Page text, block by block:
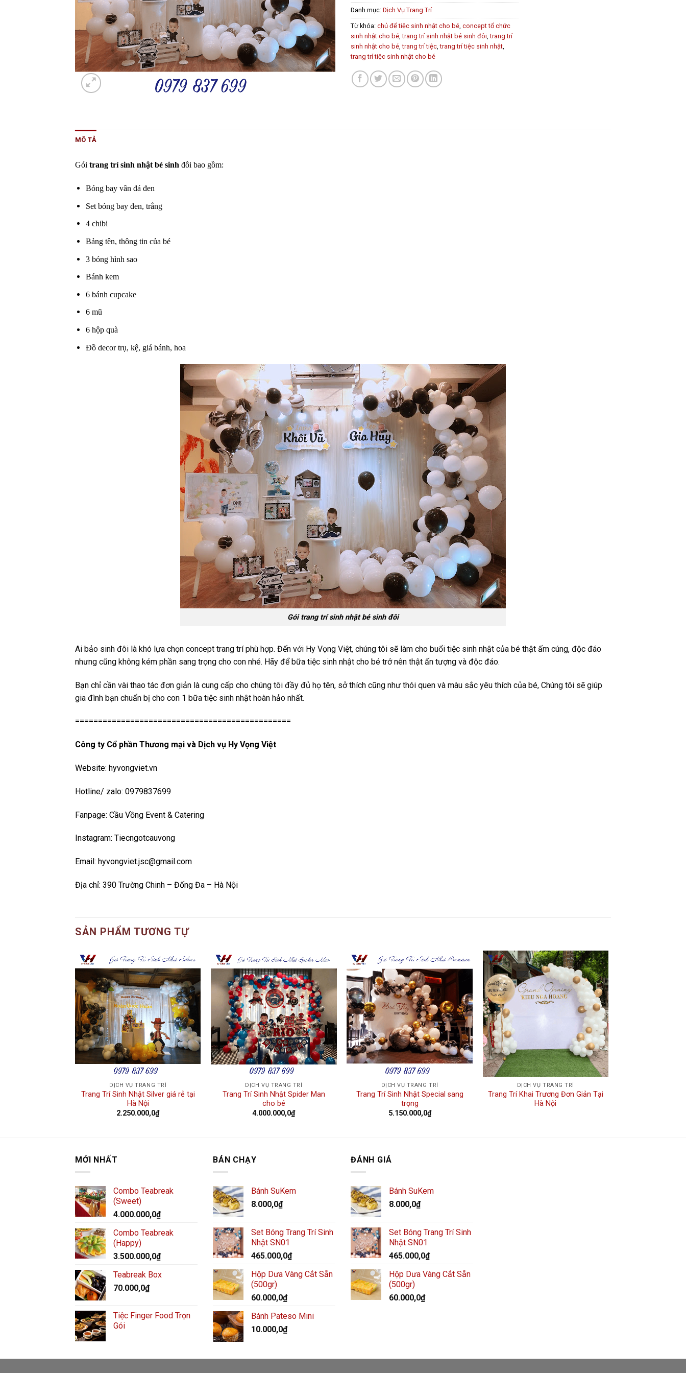
Danh mục: Dịch Vụ Trang Trí
Từ khóa: chủ để tiệc sinh nhật cho bé concept tổ chức
sinh nhật cho bé ,trang trí sinh nhật bé sinh đôi ,trang trí
sinh nhật cho bé ,trang trí tiệc ,trang trí tiệc sinh nhật
trang trí tiệc sinh nhật cho bé
MÔ TẢ
Gói trang trí sinh nhật bé sinh đôi bao gồm:
Bóng bay vân đá đen
Set bóng bay đen, trắng
4 chibi
Bảng tên, thông tin của bé
3 bóng hình sao
Bánh kem
6 bánh cupcake
6 mũ
6 hộp quà
Đồ decor trụ, kệ, giá bánh, hoa
Gói trang trí sinh nhật bé sinh đôi
Ai bảo sinh đôi là khó lựa chọn concept trang trí phù hợp. Đến với Hy Vọng Việt, chúng tôi sẽ làm cho buổi tiệc sinh nhật của bé thật ấm cúng, độc đáo
nhưng cũng không kém phần sang trọng cho con nhé. Hãy để bữa tiệc sinh nhật cho bé trở nên thật ấn tượng và độc đáo.
Bạn chỉ cần vài thao tác đơn giản là cung cấp cho chúng tôi đầy đủ họ tên, sở thích cũng như thói quen và màu sắc yêu thích của bé, Chúng tôi sẽ giúp
gia đình bạn chuẩn bị cho con 1 bữa tiệc sinh nhật hoàn hảo nhất.
===============================================
Công ty Cổ phần Thương mại và Dịch vụ Hy Vọng Việt
Website: hyvongviet.vn
Hotline/ zalo: 0979837699
Fanpage: Cầu Vồng Event & Catering
Instagram: Tiecngotcauvong
Email: hyvongviet.jsc@gmail.com
Địa chỉ: 390 Trường Chinh – Đống Đa – Hà Nội
SẢN PHẨM TƯƠNG TỰ
Add to
wishlist
DỊCH VỤ TRANG TRÍ
Trang Trí Sinh Nhật Silver giá rẻ tại
Hà Nội
2.250.000,0₫
Add to
wishlist
DỊCH VỤ TRANG TRÍ
Trang Trí Sinh Nhật Spider Man
cho bé
4.000.000,0₫
Add to
wishlist
DỊCH VỤ TRANG TRÍ
Trang Trí Sinh Nhật Special sang
trọng
5.150.000,0₫
Add to
wishlist
DỊCH VỤ TRANG TRÍ
Trang Trí Khai Trương Đơn Giản Tại
Hà Nội
MỚI NHẤT
Combo Teabreak
(Sweet)
4.000.000,0₫
Combo Teabreak
(Happy)
3.500.000,0₫
Teabreak Box
70.000,0₫
Tiệc Finger Food Trọn
Gói
BÁN CHẠY
Bánh SuKem
8.000,0₫
Set Bóng Trang Trí Sinh
Nhật SN01
465.000,0₫
Hộp Dưa Vàng Cắt Sẵn
(500gr)
60.000,0₫
Bánh Pateso Mini
10.000,0₫
ĐÁNH GIÁ
Bánh SuKem
8.000,0₫
Set Bóng Trang Trí Sinh
Nhật SN01
465.000,0₫
Hộp Dưa Vàng Cắt Sẵn
(500gr)
60.000,0₫